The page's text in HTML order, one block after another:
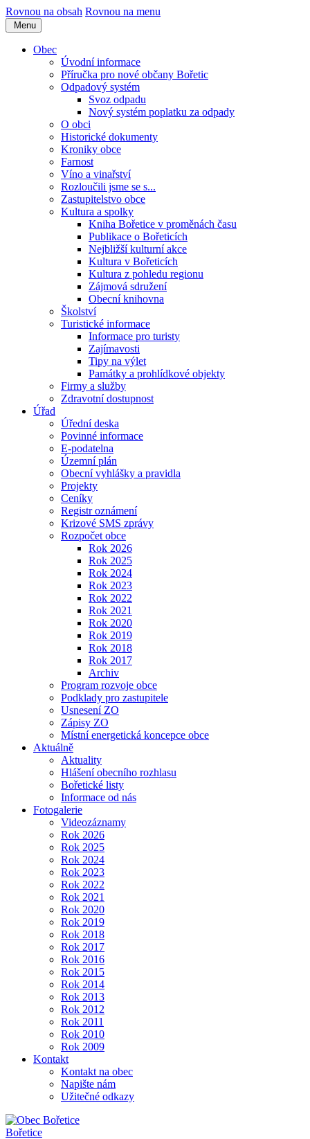
Rovnou na obsah Rovnou na menu
Menu
Obec
Úvodní informace
Příručka pro nové občany Bořetic
Odpadový systém
Svoz odpadu
Nový systém poplatku za odpady
O obci
Historické dokumenty
Kroniky obce
Farnost
Víno a vinařství
Rozloučili jsme se s...
Zastupitelstvo obce
Kultura a spolky
Kniha Bořetice v proměnách času
Publikace o Bořeticích
Nejbližší kulturní akce
Kultura v Bořeticích
Kultura z pohledu regionu
Zájmová sdružení
Obecní knihovna
Školství
Turistické informace
Informace pro turisty
Zajímavosti
Tipy na výlet
Památky a prohlídkové objekty
Firmy a služby
Zdravotní dostupnost
Úřad
Úřední deska
Povinné informace
E-podatelna
Územní plán
Obecní vyhlášky a pravidla
Projekty
Ceníky
Registr oznámení
Krizové SMS zprávy
Rozpočet obce
Rok 2026
Rok 2025
Rok 2024
Rok 2023
Rok 2022
Rok 2021
Rok 2020
Rok 2019
Rok 2018
Rok 2017
Archiv
Program rozvoje obce
Podklady pro zastupitele
Usnesení ZO
Zápisy ZO
Místní energetická koncepce obce
Aktuálně
Aktuality
Hlášení obecního rozhlasu
Bořetické listy
Informace od nás
Fotogalerie
Videozáznamy
Rok 2026
Rok 2025
Rok 2024
Rok 2023
Rok 2022
Rok 2021
Rok 2020
Rok 2019
Rok 2018
Rok 2017
Rok 2016
Rok 2015
Rok 2014
Rok 2013
Rok 2012
Rok 2011
Rok 2010
Rok 2009
Kontakt
Kontakt na obec
Napište nám
Užitečné odkazy
Bořetice